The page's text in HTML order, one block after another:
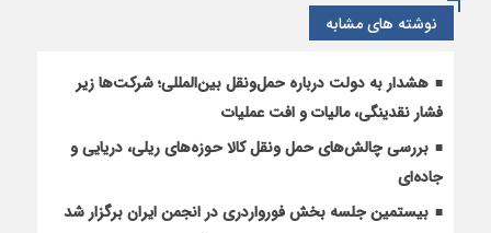
تحمیلی
را
داد
نوشته های مشابه
هشدار به دولت درباره حمل‌ونقل بین‌المللی؛ شرکت‌ها زیر
فشار نقدینگی، مالیات و افت عملیات
بررسی چالش‌های حمل ونقل کالا حوزه‌های ریلی، دریایی و
جاده‌ای
بیستمین جلسه بخش فورواردری در انجمن ایران برگزار شد